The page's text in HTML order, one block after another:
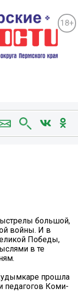
18+
большой,
войны. И в
Победы,
в те
прошла
педагогов Коми-